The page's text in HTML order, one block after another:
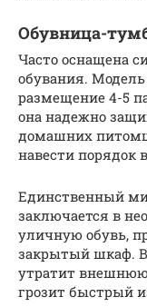
Обувница-
Часто оснащена
обувания.
размещение 4-5
она надежно
домашних
навести порядок
Единственный
заключается в
уличную обувь,
закрытый шкаф.
утратит внешнюю
грозит быстрый